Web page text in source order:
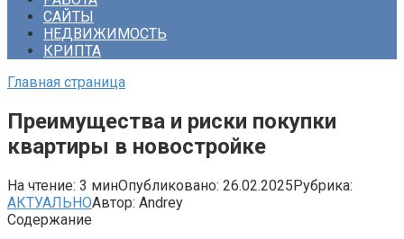
САЙТЫ
НЕДВИЖИМОСТЬ
КРИПТА
Главная страница
Преимущества и риски покупки
квартиры в новостройке
На чтение: 3 минОпубликовано: 26.02.2025Рубрика:
АКТУАЛЬНОАвтор: Andrey
Содержание